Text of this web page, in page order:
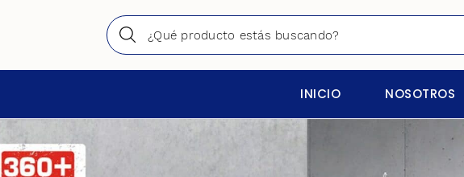
INICIO NOSOTROS